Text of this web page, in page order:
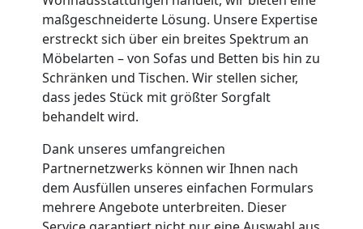
maßgeschneiderte Lösung. Unsere Expertise
erstreckt sich über ein breites Spektrum an
Möbelarten – von Sofas und Betten bis hin zu
Schränken und Tischen. Wir stellen sicher,
dass jedes Stück mit größter Sorgfalt
behandelt wird.
Dank unseres umfangreichen
Partnernetzwerks können wir Ihnen nach
dem Ausfüllen unseres einfachen Formulars
mehrere Angebote unterbreiten. Dieser
Möbelmontage
Wolfsberg
Möbeltransport
Wolfsberg